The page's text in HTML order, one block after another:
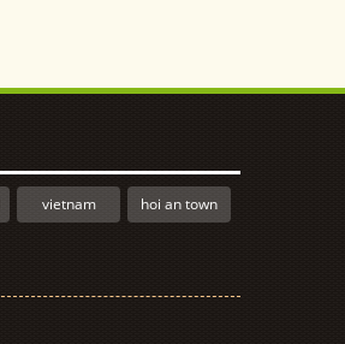
vietnam hoi an town